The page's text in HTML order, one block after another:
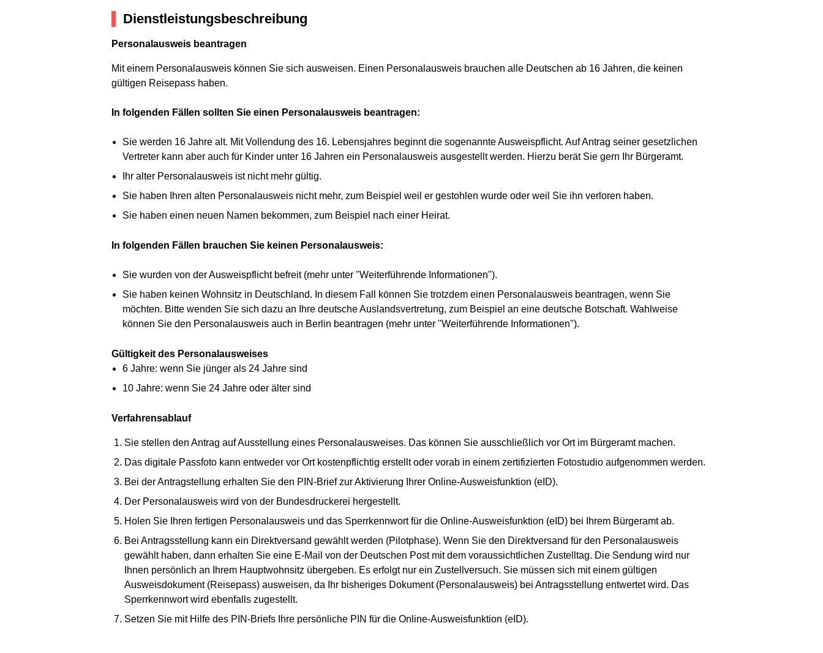
Dienstleistungsbeschreibung
Personalausweis beantragen
Mit einem Personalausweis können Sie sich ausweisen. Einen Personalausweis brauchen alle Deutschen ab 16 Jahren, die keinen
gültigen Reisepass haben.
In folgenden Fällen sollten Sie einen Personalausweis beantragen:
Sie werden 16 Jahre alt. Mit Vollendung des 16. Lebensjahres beginnt die sogenannte Ausweispflicht. Auf Antrag seiner gesetzlichen
Vertreter kann aber auch für Kinder unter 16 Jahren ein Personalausweis ausgestellt werden. Hierzu berät Sie gern Ihr Bürgeramt.
Ihr alter Personalausweis ist nicht mehr gültig.
Sie haben Ihren alten Personalausweis nicht mehr, zum Beispiel weil er gestohlen wurde oder weil Sie ihn verloren haben.
Sie haben einen neuen Namen bekommen, zum Beispiel nach einer Heirat.
In folgenden Fällen brauchen Sie keinen Personalausweis:
Sie wurden von der Ausweispflicht befreit (mehr unter "Weiterführende Informationen").
Sie haben keinen Wohnsitz in Deutschland. In diesem Fall können Sie trotzdem einen Personalausweis beantragen, wenn Sie
möchten. Bitte wenden Sie sich dazu an Ihre deutsche Auslandsvertretung, zum Beispiel an eine deutsche Botschaft. Wahlweise
können Sie den Personalausweis auch in Berlin beantragen (mehr unter "Weiterführende Informationen").
Gültigkeit des Personalausweises
6 Jahre: wenn Sie jünger als 24 Jahre sind
10 Jahre: wenn Sie 24 Jahre oder älter sind
Verfahrensablauf
Sie stellen den Antrag auf Ausstellung eines Personalausweises. Das können Sie ausschließlich vor Ort im Bürgeramt machen.
Das digitale Passfoto kann entweder vor Ort kostenpflichtig erstellt oder vorab in einem zertifizierten Fotostudio aufgenommen werden.
Bei der Antragstellung erhalten Sie den PIN-Brief zur Aktivierung Ihrer Online-Ausweisfunktion (eID).
Der Personalausweis wird von der Bundesdruckerei hergestellt.
Holen Sie Ihren fertigen Personalausweis und das Sperrkennwort für die Online-Ausweisfunktion (eID) bei Ihrem Bürgeramt ab.
Bei Antragsstellung kann ein Direktversand gewählt werden (Pilotphase). Wenn Sie den Direktversand für den Personalausweis
gewählt haben, dann erhalten Sie eine E-Mail von der Deutschen Post mit dem voraussichtlichen Zustelltag. Die Sendung wird nur
Ihnen persönlich an Ihrem Hauptwohnsitz übergeben. Es erfolgt nur ein Zustellversuch. Sie müssen sich mit einem gültigen
Ausweisdokument (Reisepass) ausweisen, da Ihr bisheriges Dokument (Personalausweis) bei Antragsstellung entwertet wird. Das
Sperrkennwort wird ebenfalls zugestellt.
Setzen Sie mit Hilfe des PIN-Briefs Ihre persönliche PIN für die Online-Ausweisfunktion (eID).